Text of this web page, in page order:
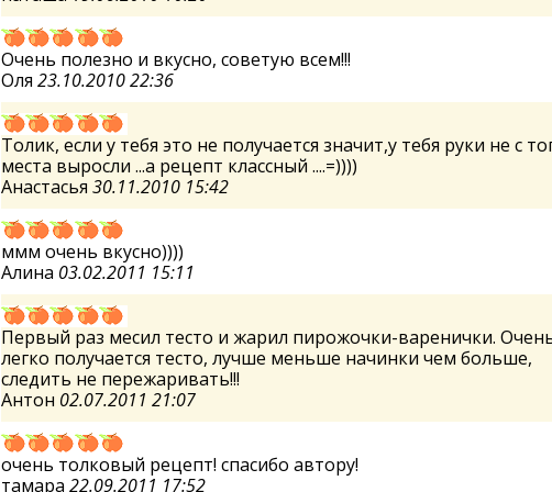
Очень полезно и вкусно, советую всем!!!
Оля 23.10.2010 22:36
Толик, если у тебя это не получается значит,у тебя руки не с
места выросли ...а рецепт классный ....=))))
Анастасья 30.11.2010 15:42
ммм очень вкусно))))
Алина 03.02.2011 15:11
Первый раз месил тесто и жарил пирожочки-варенички.
легко получается тесто, лучше меньше начинки чем больше,
следить не пережаривать!!!
Антон 02.07.2011 21:07
очень толковый рецепт! спасибо автору!
тамара 22.09.2011 17:52